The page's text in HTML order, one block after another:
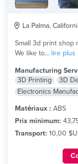
La Palma,
Small 3d print shop
We like to... lire plus
Manufacturing
3D Printing
3D
Electronics
Matériaux : ABS
Prix minimum:
Transport: 10,00